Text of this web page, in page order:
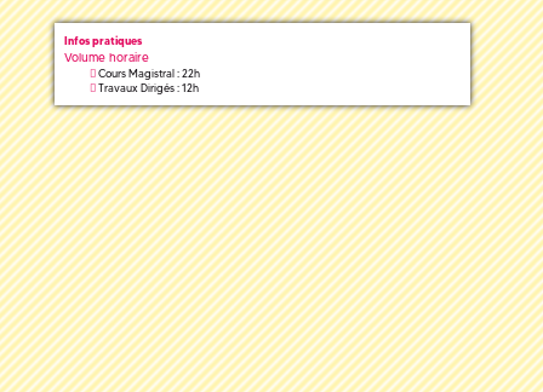
Infos pratiques
Volume horaire
Cours Magistral : 22h
Travaux Dirigés : 12h